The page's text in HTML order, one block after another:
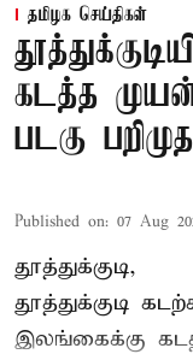
தமிழக செய்திகள்
கடத்த
படகு
Published on: 07 Aug
தூத்துக்குடி,
தூத்துக்குடி
இலங்கைக்கு